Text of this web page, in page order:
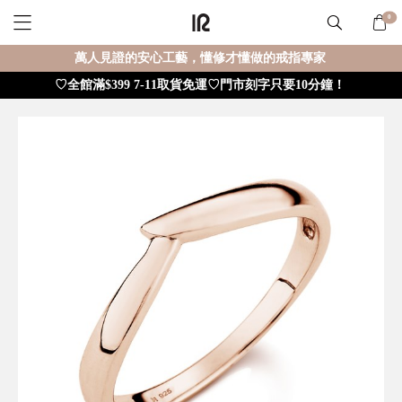
0
萬人見證的安心工藝，懂修才懂做的戒指專家
♡全館滿$399 7-11取貨免運♡門市刻字只要10分鐘！